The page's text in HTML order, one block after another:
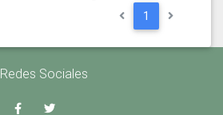
1
Redes Sociales